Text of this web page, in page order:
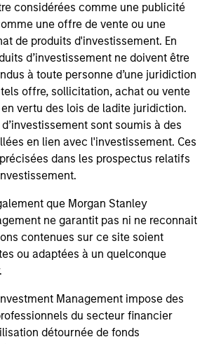
considérées comme une publicité
une offre de vente ou une
de produits d'investissement. En
d’investissement ne doivent être
à toute personne d’une juridiction
offre, sollicitation, achat ou vente
vertu des lois de ladite juridiction.
sont soumis à des
en lien avec l'investissement. Ces
dans les prospectus relatifs
que Morgan Stanley
ne garantit pas ni ne reconnait
contenues sur ce site soient
ou adaptées à un quelconque
Management impose des
du secteur financier
détournée de fonds
Monitor – Q2 2026
of the US and European